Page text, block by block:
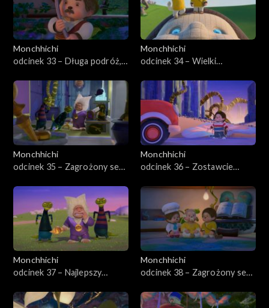
Monchhichi
odcinek 33 – Długa podróż,
Monchhichi
odcinek 34 – Wielki
Monchhichi
odcinek 35 – Zagrożony sen,
Monchhichi
odcinek 36 – Zostawcie
Monchhichi
odcinek 37 – Najlepszy
Monchhichi
odcinek 38 – Zagrożony sen,